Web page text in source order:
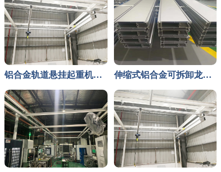
铝合金轨道悬挂起重机产品特点 伸缩式铝合金可拆卸龙门架